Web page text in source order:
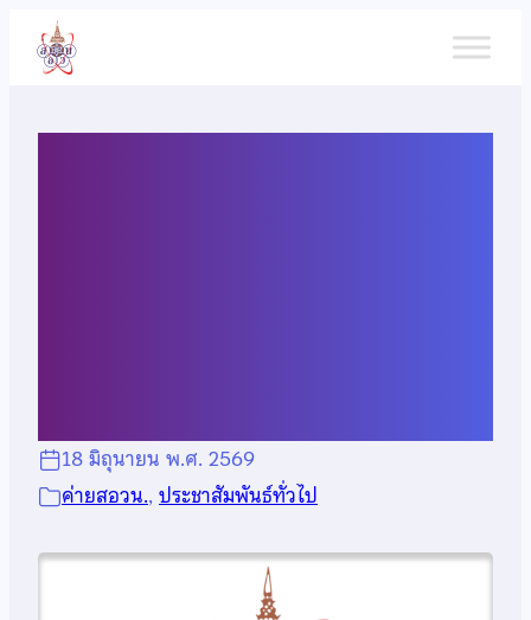
เนื้อหา
18 มิถุนายน พ.ศ. 2569
ค่ายสอวน., ประชาสัมพันธ์ทั่วไป